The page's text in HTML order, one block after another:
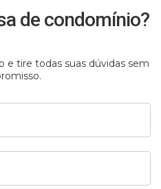
de condomínio?
e tire todas suas dúvidas sem